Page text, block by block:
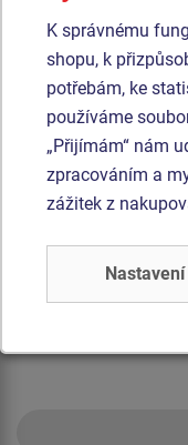
Produkt - REH-6114K-15
Řetězová
K správnému
shopu, k
potřebám, ke
používáme
„Přijímám“ nám
zpracováním a
zážitek z
Nastavení